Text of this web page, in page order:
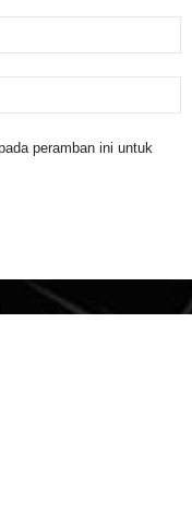
peramban ini untuk